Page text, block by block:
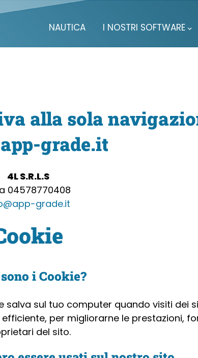
NAUTICA I NOSTRI SOFTWARE
alla sola
grade.it
4L S.R.L.S
04578770408
grade.it
i Cookie?
sul tuo computer quando visiti dei
per migliorarne le prestazioni,
del sito.